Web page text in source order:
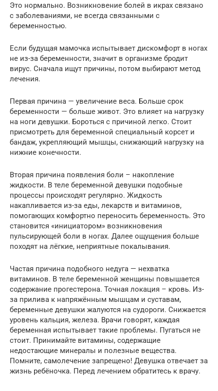
Это нормально. Возникновение болей в икрах связано
с заболеваниями, не всегда связанными с
беременностью.
Если будущая мамочка испытывает дискомфорт в ногах
не из-за беременности, значит в организме бродит
вирус. Сначала ищут причины, потом выбирают метод
лечения.
Первая причина — увеличение веса. Больше срок
беременности — больше живот. Это влияет на нагрузку
на ноги девушки. Бороться с причиной легко. Стоит
присмотреть для беременной специальный корсет и
бандаж, укрепляющий мышцы, снижающий нагрузку на
нижние конечности.
Вторая причина появления боли – накопление
жидкости. В теле беременной девушки подобные
процессы происходят регулярно. Жидкость
накапливается из-за еды, лекарств и витаминов,
помогающих комфортно переносить беременность. Это
становится «инициатором» возникновения
пульсирующей боли в ногах. Далее ощущения больше
походят на лёгкие, неприятные покалывания.
Частая причина подобного недуга — нехватка
витаминов. В теле беременной женщины повышается
содержание прогестерона. Точная локация – кровь. Из-
за прилива к напряжённым мышцам и суставам,
беременные девушки жалуются на судороги. Снижается
уровень кальция, железа. Врачи говорят, каждая
беременная испытывает такие проблемы. Пугаться не
стоит. Принимайте витамины, содержащие
недостающие минералы и полезные вещества.
Помните, самолечение запрещено! Девушка отвечает за
жизнь ребёночка. Перед лечением обратитесь к врачу.